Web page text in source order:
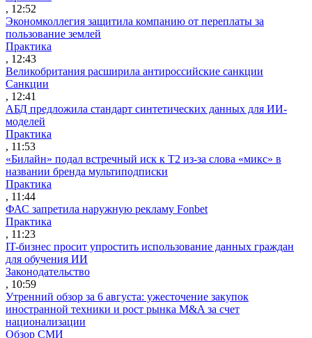
, 12:52
Экономколлегия защитила компанию от переплаты за
пользование землей
Практика
, 12:43
Великобритания расширила антироссийские санкции
Санкции
, 12:41
АБД предложила стандарт синтетических данных для ИИ-
моделей
Практика
, 11:53
«Билайн» подал встречный иск к Т2 из-за слова «микс» в
названии бренда мультиподписки
Практика
, 11:44
ФАС запретила наружную рекламу Fonbet
Практика
, 11:23
IT-бизнес просит упростить использование данных граждан
для обучения ИИ
Законодательство
, 10:59
Утренний обзор за 6 августа: ужесточение закупок
иностранной техники и рост рынка M&A за счет
национализации
Обзор СМИ